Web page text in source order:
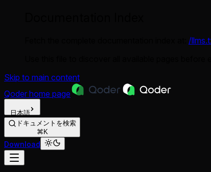
/
Skip to main content
Qoder home page
日本語
ドキュメントを検索
⌘K
Download